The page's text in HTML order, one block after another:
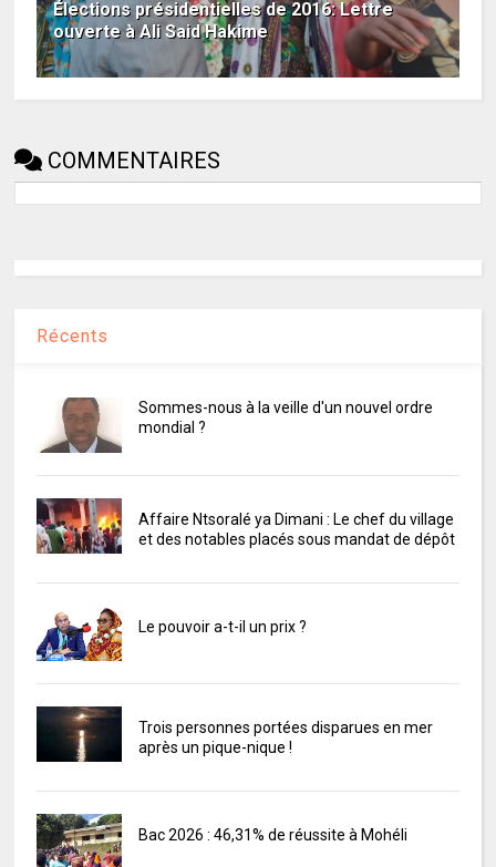
Élections présidentielles de 2016: Lettre
ouverte à Ali Said Hakime
COMMENTAIRES
Récents
Sommes-nous à la veille d'un nouvel ordre
mondial ?
Affaire Ntsoralé ya Dimani : Le chef du village
et des notables placés sous mandat de dépôt
Le pouvoir a-t-il un prix ?
Trois personnes portées disparues en mer
après un pique-nique !
Bac 2026 : 46,31% de réussite à Mohéli